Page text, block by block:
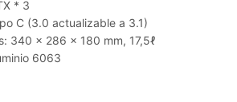
* 3
C (3.0 actualizable a 3.1)
340 x 286 x 180 mm, 17,5ℓ
6063